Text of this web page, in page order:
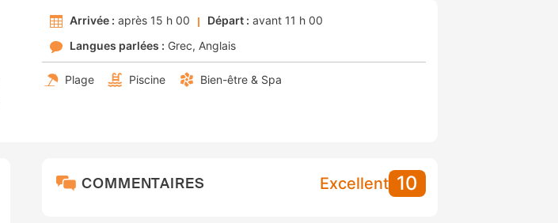
Arrivée : après 15 h 00 Départ : avant 11 h 00
Langues parlées : Grec Anglais
Plage Piscine Bien-être & Spa
COMMENTAIRES Excellent 10